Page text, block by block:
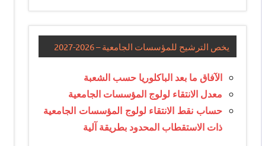
يخص الترشيح للمؤسسات الجامعية – 2026-2027
الآفاق ما بعد الباكلوريا حسب الشعبة
معدل الانتقاء لولوج المؤسسات الجامعية
حساب نقط الانتقاء لولوج المؤسسات الجامعية
ذات الاستقطاب المحدود بطريقة آلية